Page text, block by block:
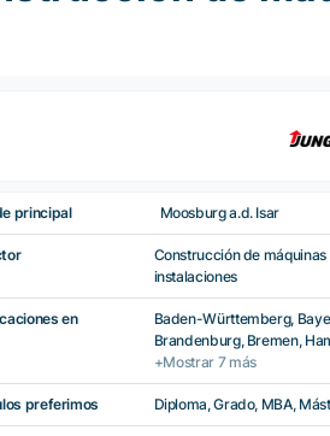
principal Moosburg a.d. Isar
Construcción de máquinas
instalaciones
en
Baden-Württemberg,
Brandenburg, Bremen,
+Mostrar 7 más
preferimos Diploma, Grado, MBA,